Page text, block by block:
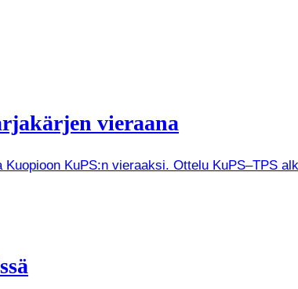
vieraana
KuPS:n vieraaksi. Ottelu KuPS–TPS